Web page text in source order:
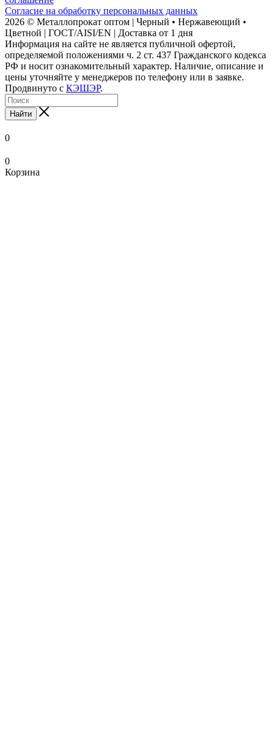
Согласие на обработку персональных данных
2026 © Металлопрокат оптом | Черный • Нержавеющий •
Цветной | ГОСТ/AISI/EN | Доставка от 1 дня
Информация на сайте не является публичной офертой,
определяемой положениями ч. 2 ст. 437 Гражданского кодекса
РФ и носит ознакомительный характер. Наличие, описание и
цены уточняйте у менеджеров по телефону или в заявке.
Продвинуто с КЭШЭР.
Найти
0
0
Корзина